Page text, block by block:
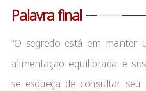
Palavra final
“O segredo está em manter
alimentação equilibrada e
se esqueça de consultar seu